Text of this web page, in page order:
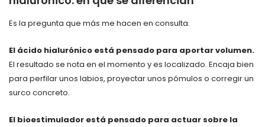
Es la pregunta que más me hacen en consulta.
El ácido hialurónico está pensado para aportar volumen.
El resultado se nota en el momento y es localizado. Encaja bien
para perfilar unos labios, proyectar unos pómulos o corregir un
surco concreto.
El bioestimulador está pensado para actuar sobre la